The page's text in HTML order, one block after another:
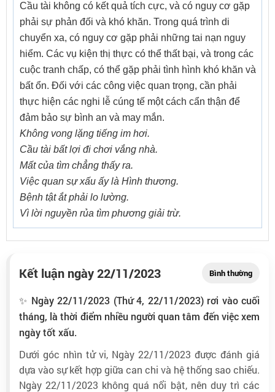
Cầu tài không có kết quả tích cực, và có nguy cơ gặp
phải sự phản đối và khó khăn. Trong quá trình di
chuyển xa, có nguy cơ gặp phải những tai nạn nguy
hiểm. Các vụ kiện thị thực có thể thất bại, và trong các
cuộc tranh chấp, có thể gặp phải tình hình khó khăn và
bất ổn. Đối với các công việc quan trọng, cần phải
thực hiện các nghi lễ cúng tế một cách cẩn thận để
đảm bảo sự bình an và may mắn.
Không vong lặng tiếng im hơi.
Cầu tài bất lợi đi chơi vắng nhà.
Mất của tìm chẳng thấy ra.
Việc quan sự xấu ấy là Hình thương.
Bệnh tật ắt phải lo lường.
Vì lời nguyền rủa tìm phương giải trừ.
Kết luận ngày 22/11/2023 Bình thường
✨ Ngày 22/11/2023 (Thứ 4, 22/11/2023) rơi vào cuối
tháng, là thời điểm nhiều người quan tâm đến việc xem
ngày tốt xấu.
Dưới góc nhìn tử vi, Ngày 22/11/2023 được đánh giá
dựa vào sự kết hợp giữa can chi và hệ thống sao chiếu.
Ngày 22/11/2023 không quá nổi bật, nên duy trì các